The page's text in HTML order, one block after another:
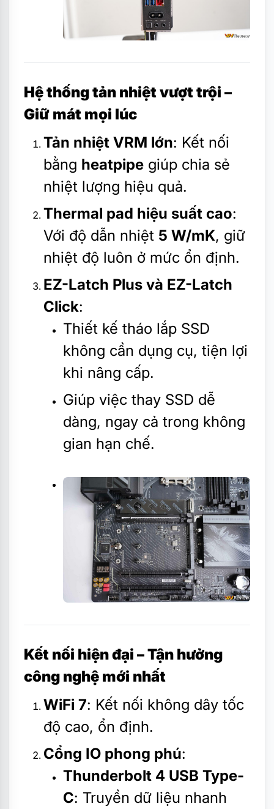
Hệ thống tản nhiệt vượt trội –
Giữ mát mọi lúc
Tản nhiệt VRM lớn: Kết nối
bằng heatpipe giúp chia sẻ
nhiệt lượng hiệu quả.
Thermal pad hiệu suất cao:
Với độ dẫn nhiệt 5 W/mK, giữ
nhiệt độ luôn ở mức ổn định.
EZ-Latch Plus và EZ-Latch
Click:
Thiết kế tháo lắp SSD
không cần dụng cụ, tiện lợi
khi nâng cấp.
Giúp việc thay SSD dễ
dàng, ngay cả trong không
gian hạn chế.
Kết nối hiện đại – Tận hưởng
công nghệ mới nhất
WiFi 7: Kết nối không dây tốc
độ cao, ổn định.
Cổng IO phong phú:
Thunderbolt 4 USB Type-
C: Truyền dữ liệu nhanh